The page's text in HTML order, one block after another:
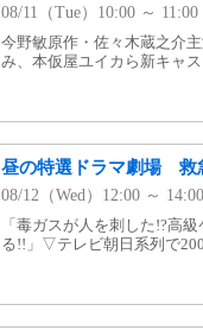
08/11（Tue）10:00 ～
今野敏原作・佐々木蔵之介
み、本仮屋ユイカら新キャ
昼の特選ドラマ劇場 救
08/12（Wed）12:00 ～
「毒ガスが人を刺した!?高
る!!」▽テレビ朝日系列で